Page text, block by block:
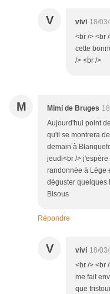
V vivi 18/
<br /> <br
cette
/> <br />
M Mimi de Bruges
Aujourd'hui point
qu'il se montrera
demain à
jeudi<br />
randonnée à Lège
déguster quelques
Bisous
Répondre
V vivi 18/
<br /> <br
me fait
que